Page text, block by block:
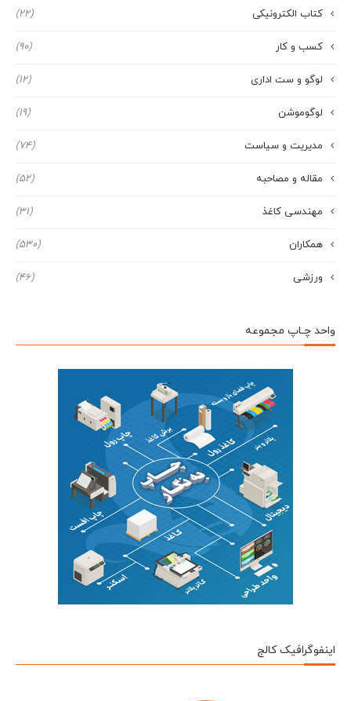
کتاب الکترونیکی (22)
کسب و کار (90)
لوگو و ست اداری (12)
لوگوموشن (19)
مدیریت و سیاست (74)
مقاله و مصاحبه (52)
مهندسی کاغذ (31)
همکاران (530)
ورزشی (46)
واحد چـاپ مجموعه
اینفوگرافیک کالج